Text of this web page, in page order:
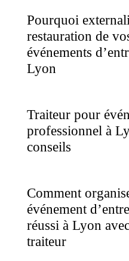
Pourquoi
restauration de
événements
Lyon
Traiteur pour
professionnel à
conseils
Comment
événement
réussi à Lyon
traiteur